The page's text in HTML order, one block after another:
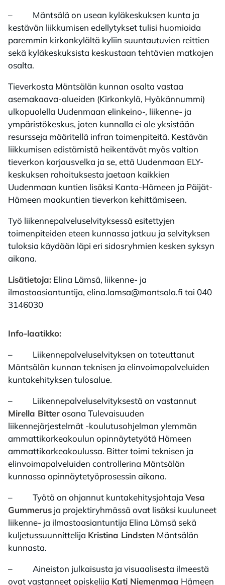
– Mäntsälä on usean kyläkeskuksen kunta ja
kestävän liikkumisen edellytykset tulisi huomioida
paremmin kirkonkylältä kyliin suuntautuvien reittien
sekä kyläkeskuksista keskustaan tehtävien matkojen
osalta.
Tieverkosta Mäntsälän kunnan osalta vastaa
asemakaava-alueiden (Kirkonkylä, Hyökännummi)
ulkopuolella Uudenmaan elinkeino-, liikenne- ja
ympäristökeskus, joten kunnalla ei ole yksistään
resursseja määritellä infran toimenpiteitä. Kestävän
liikkumisen edistämistä heikentävät myös valtion
tieverkon korjausvelka ja se, että Uudenmaan ELY-
keskuksen rahoituksesta jaetaan kaikkien
Uudenmaan kuntien lisäksi Kanta-Hämeen ja Päijät-
Hämeen maakuntien tieverkon kehittämiseen.
Työ liikennepalveluselvityksessä esitettyjen
toimenpiteiden eteen kunnassa jatkuu ja selvityksen
tuloksia käydään läpi eri sidosryhmien kesken syksyn
aikana.
Lisätietoja: Elina Lämsä, liikenne- ja
ilmastoasiantuntija, elina.lamsa@mantsala.fi tai 040
3146030
Info-laatikko:
– Liikennepalveluselvityksen on toteuttanut
Mäntsälän kunnan teknisen ja elinvoimapalveluiden
kuntakehityksen tulosalue.​
– Liikennepalveluselvityksestä on vastannut
Mirella Bitterosana Tulevaisuuden
liikennejärjestelmät -koulutusohjelman ylemmän
ammattikorkeakoulun opinnäytetyötä Hämeen
ammattikorkeakoulussa. Bitter toimi teknisen ja
elinvoimapalveluiden controllerina Mäntsälän
kunnassa opinnäytetyöprosessin aikana.
– Työtä on ohjannut kuntakehitysjohtaja Vesa
Gummerus ja projektiryhmässä ovat lisäksi kuuluneet
liikenne- ja ilmastoasiantuntija Elina Lämsä sekä
kuljetussuunnittelija Kristina Lindsten Mäntsälän
kunnasta.​
– Aineiston julkaisusta ja visuaalisesta ilmeestä
ovat vastanneet opiskelija Kati Niemenmaa Hämeen